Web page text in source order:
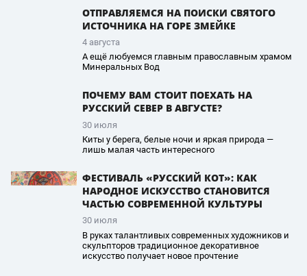
ОТПРАВЛЯЕМСЯ НА ПОИСКИ СВЯТОГО
ИСТОЧНИКА НА ГОРЕ ЗМЕЙКЕ
4 августа
А ещё любуемся главным православным храмом
Минеральных Вод
ПОЧЕМУ ВАМ СТОИТ ПОЕХАТЬ НА
РУССКИЙ СЕВЕР В АВГУСТЕ?
30 июля
Киты у берега, белые ночи и яркая природа —
лишь малая часть интересного
ФЕСТИВАЛЬ «РУССКИЙ КОТ»: КАК
НАРОДНОЕ ИСКУССТВО СТАНОВИТСЯ
ЧАСТЬЮ СОВРЕМЕННОЙ КУЛЬТУРЫ
30 июля
В руках талантливых современных художников и
скульпторов традиционное декоративное
искусство получает новое прочтение